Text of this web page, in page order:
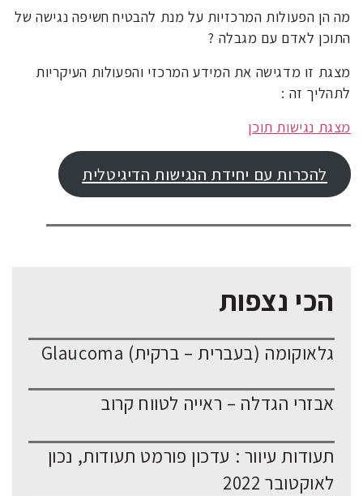
מה הן הפעולות המרכזיות על מנת להבטיח חשיפה נגישה של
התוכן לאדם עם מגבלה ?
מצגת זו מדגישה את המידע המרכזי והפעולות העיקריות
לתהליך זה :
מצגת נגישות תוכן
להכרות עם יחידת הנגישות הדיגיטלית
הכי נצפות
גלאוקומה (בעברית – ברקית) Glaucoma
אבזרי הגדלה – ראייה לטווח קרוב
תעודות עיוור : עדכון פורמט תעודות, נכון
לאוקטובר 2022